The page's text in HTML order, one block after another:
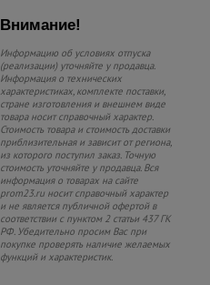
Внимание!
Информацию об условиях отпуска
(реализации) уточняйте у продавца.
Информация о технических
характеристиках, комплекте поставки,
стране изготовления и внешнем виде
товара носит справочный характер.
Стоимость товара и стоимость доставки
приблизительная и зависит от региона,
из которого поступил заказ. Точную
стоимость уточняйте у продавца. Вся
информация о товарах на сайте
prom23.ru носит справочный характер
и не является публичной офертой в
соответствии с пунктом 2 статьи 437 ГК
РФ. Убедительно просим Вас при
покупке проверять наличие желаемых
функций и характеристик.